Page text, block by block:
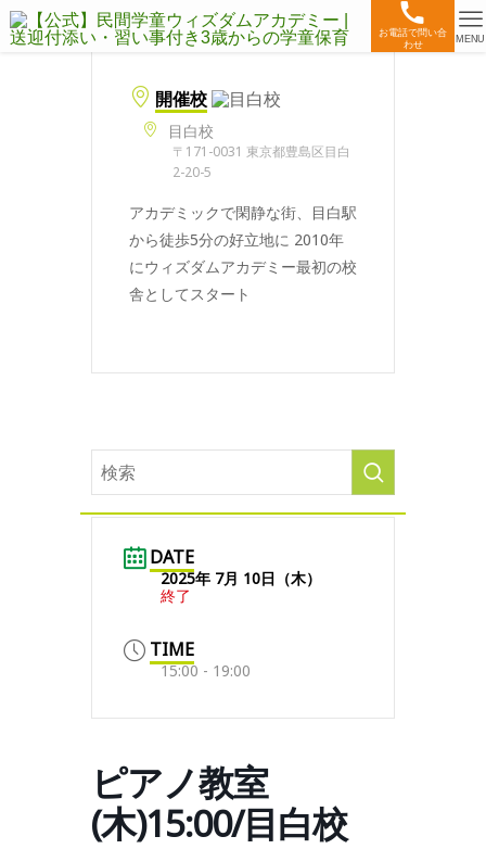
お電話で問い合
わせ
MENU
開催校
目白校
〒171-0031 東京都豊島区目白
2-20-5
アカデミックで閑静な街、目白駅
から徒歩5分の好立地に 2010年
にウィズダムアカデミー最初の校
舎としてスタート
DATE
2025年 7月 10日（木）
終了
TIME
15:00 - 19:00
ピアノ教室
(木)15:00/目白校